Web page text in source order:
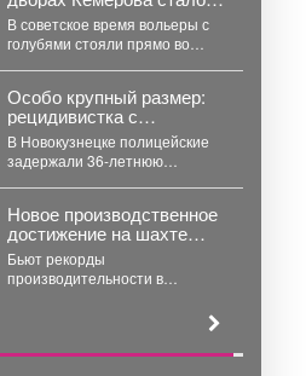
почти невозможно
В советское время вольеры с
голубями стояли прямо во
Особо крупный размер:
рецидивистка с
запрещенкой травила
кузбассовцев
В Новокузнецке полицейские
задержали 36-летнюю
карфентанила. Новокузнецке...
Новое производственное
достижение на шахте
«Усковская»
Бьют рекорды
производительности в
праздника. Сразу две бригады
проходчиков шахты